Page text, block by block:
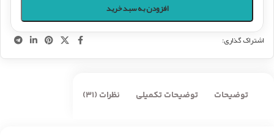
افزودن به سبد خرید
اشتراک گذاری:
توضیحات توضیحات تکمیلی نظرات (31)